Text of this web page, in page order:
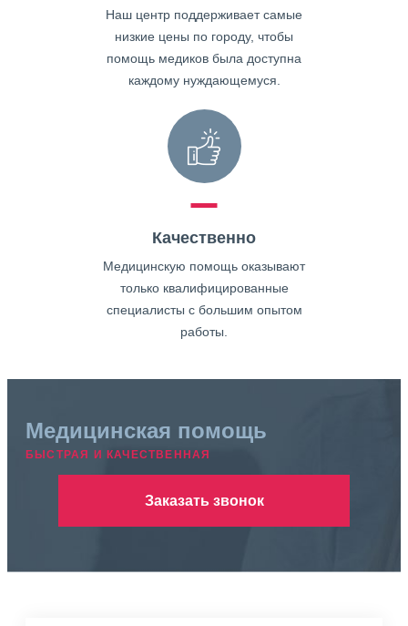
Наш центр поддерживает самые
низкие цены по городу, чтобы
помощь медиков была доступна
каждому нуждающемуся.
Качественно
Медицинскую помощь оказывают
только квалифицированные
специалисты с большим опытом
работы.
Медицинская помощь
БЫСТРАЯ И КАЧЕСТВЕННАЯ
Заказать звонок